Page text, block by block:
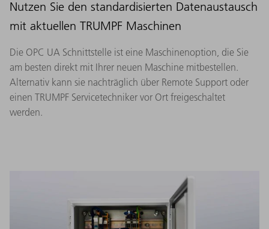
Nutzen Sie den standardisierten Datenaustausch
mit aktuellen TRUMPF Maschinen
Die OPC UA Schnittstelle ist eine Maschinenoption, die Sie
am besten direkt mit Ihrer neuen Maschine mitbestellen.
Alternativ kann sie nachträglich über Remote Support oder
einen TRUMPF Servicetechniker vor Ort freigeschaltet
werden.